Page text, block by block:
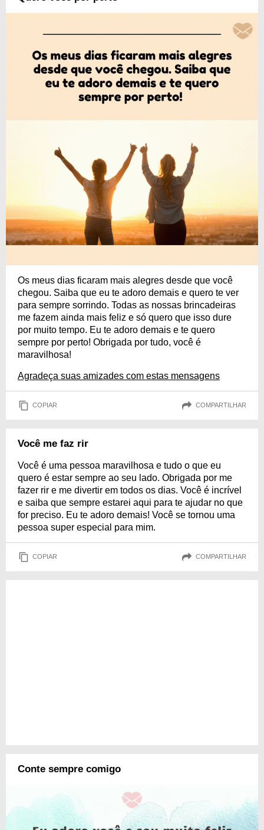
Os meus dias ficaram mais alegres desde que você
chegou. Saiba que eu te adoro demais e quero te ver
para sempre sorrindo. Todas as nossas brincadeiras
me fazem ainda mais feliz e só quero que isso dure
por muito tempo. Eu te adoro demais e te quero
sempre por perto! Obrigada por tudo, você é
maravilhosa!
Agradeça suas amizades com estas mensagens
COPIAR COMPARTILHAR
Você me faz rir
Você é uma pessoa maravilhosa e tudo o que eu
quero é estar sempre ao seu lado. Obrigada por me
fazer rir e me divertir em todos os dias. Você é incrível
e saiba que sempre estarei aqui para te ajudar no que
for preciso. Eu te adoro demais! Você se tornou uma
pessoa super especial para mim.
COPIAR COMPARTILHAR
Conte sempre comigo